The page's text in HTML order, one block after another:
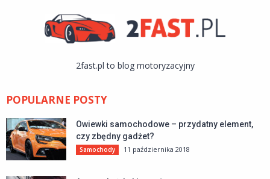
2fast.pl to blog motoryzacyjny
POPULARNE POSTY
Owiewki samochodowe – przydatny element,
czy zbędny gadżet?
Samochody 11 października 2018